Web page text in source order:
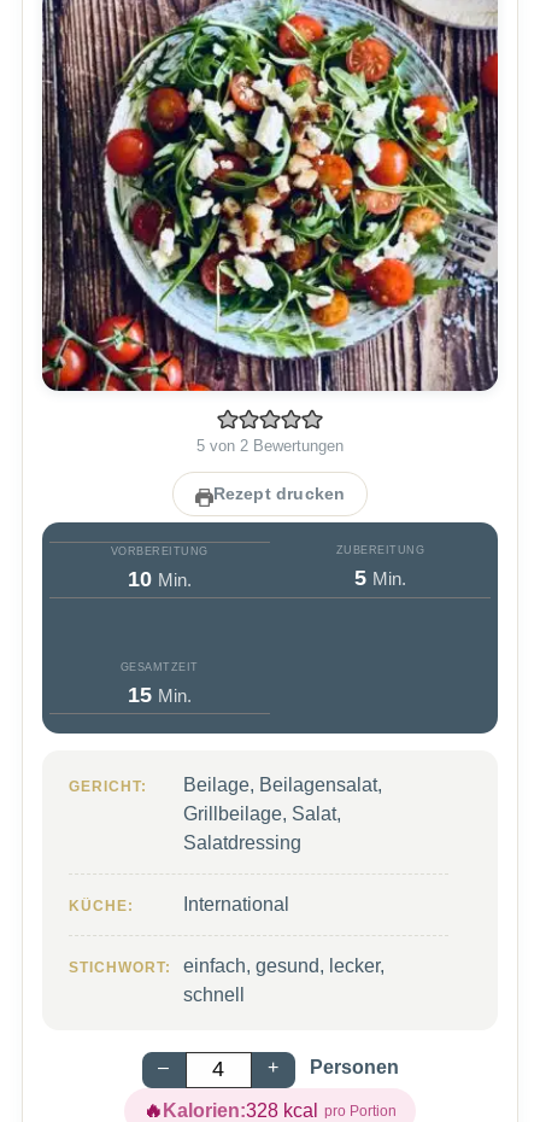
5 von 2 Bewertungen
Rezept drucken
VORBEREITUNG
10Minuten
Min.
ZUBEREITUNG
5Minuten
Min.
GESAMTZEIT
15Minuten
Min.
GERICHT:
Beilage, Beilagensalat,
Grillbeilage, Salat,
Salatdressing
KÜCHE: International
STICHWORT:
einfach, gesund, lecker,
schnell
– + Personen
Kalorien:328 kcal